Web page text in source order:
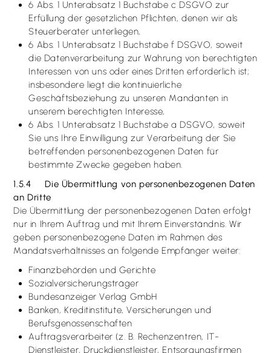
6 Abs. 1 Unterabsatz 1 Buchstabe c DSGVO zur
Erfüllung der gesetzlichen Pflichten, denen wir als
Steuerberater unterliegen,
6 Abs. 1 Unterabsatz 1 Buchstabe f DSGVO, soweit
die Datenverarbeitung zur Wahrung von berechtigten
Interessen von uns oder eines Dritten erforderlich ist;
insbesondere liegt die kontinuierliche
Geschäftsbeziehung zu unseren Mandanten in
unserem berechtigten Interesse,
6 Abs. 1 Unterabsatz 1 Buchstabe a DSGVO, soweit
Sie uns Ihre Einwilligung zur Verarbeitung der Sie
betreffenden personenbezogenen Daten für
bestimmte Zwecke gegeben haben.
1.5.4 Die Übermittlung von personenbezogenen Daten
an Dritte
Die Übermittlung der personenbezogenen Daten erfolgt
nur in Ihrem Auftrag und mit Ihrem Einverständnis. Wir
geben personenbezogene Daten im Rahmen des
Mandatsverhältnisses an folgende Empfänger weiter:
Finanzbehörden und Gerichte
Sozialversicherungsträger
Bundesanzeiger Verlag GmbH
Banken, Kreditinstitute, Versicherungen und
Berufsgenossenschaften
Auftragsverarbeiter (z. B. Rechenzentren, IT-
Dienstleister, Druckdienstleister, Entsorgungsfirmen